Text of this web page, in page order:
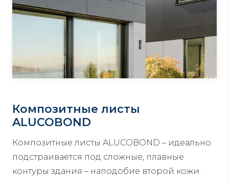
Композитные листы
ALUCOBOND
Композитные листы ALUCOBOND – идеально
подстраивается под сложные, плавные
контуры здания – наподобие второй кожи.